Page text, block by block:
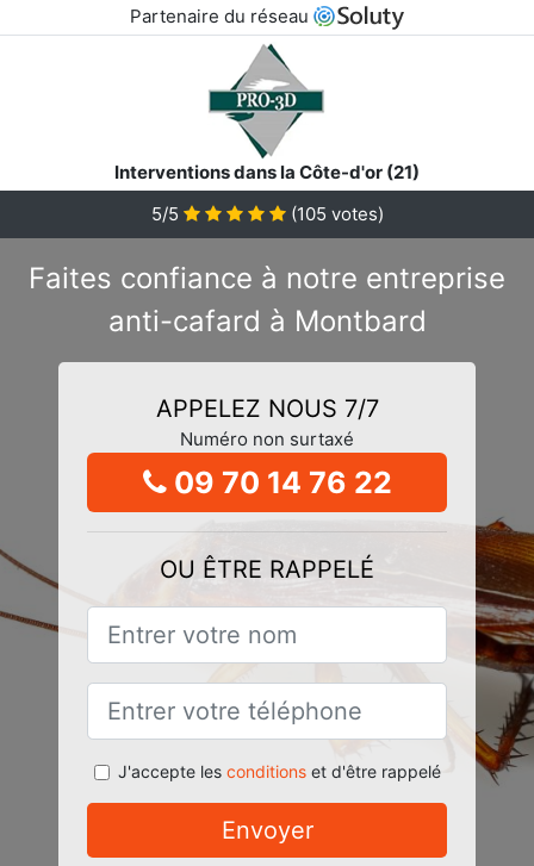
Partenaire du réseau
Interventions dans la Côte-d'or (21)
5/5
(105 votes)
Faites confiance à notre entreprise
anti-cafard à Montbard
APPELEZ NOUS 7/7
Numéro non surtaxé
09 70 14 76 22
OU ÊTRE RAPPELÉ
J'accepte les conditionset d'être rappelé
Envoyer